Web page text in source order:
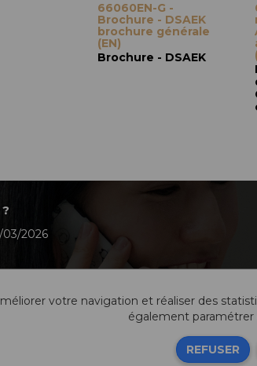
66060EN-G -
Brochure - DSAEK
brochure générale
(EN)
Brochure - DSAEK
03/2026
votre navigation et réaliser des
également paramétrer
REFUSER